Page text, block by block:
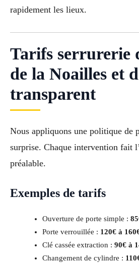
rapidement les lieux.
Tarifs serrurerie
de la Noailles et
transparent
Nous appliquons une politique de
surprise. Chaque intervention fait
préalable.
Exemples de tarifs
Ouverture de porte simple :
Porte verrouillée : 120€ à
Clé cassée extraction : 90€ à
Changement de cylindre :